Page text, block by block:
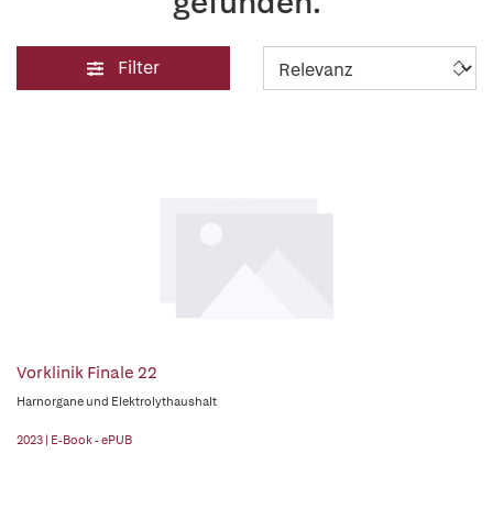
Filter
Vorklinik Finale 22
Harnorgane und Elektrolythaushalt
2023 | E-Book - ePUB